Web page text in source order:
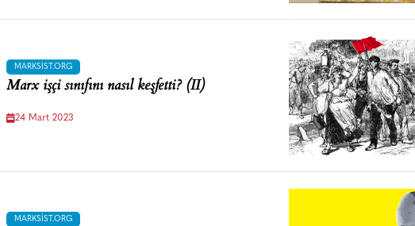
MARKSIST.ORG
Marx işçi sınıfını nasıl keşfetti? (II)
24 Mart 2023
MARKSIST.ORG